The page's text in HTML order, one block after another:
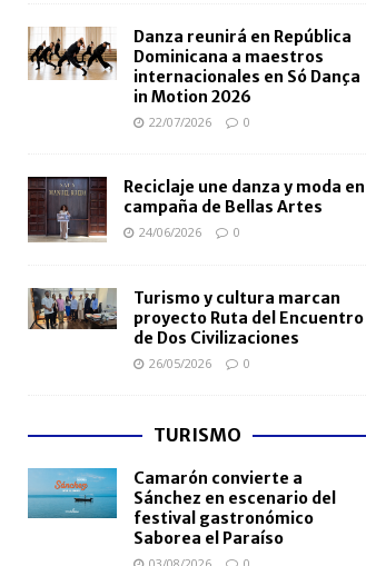
Danza reunirá en República
Dominicana a maestros
internacionales en Só Dança
in Motion 2026
22/07/2026 0
Reciclaje une danza y moda en
campaña de Bellas Artes
24/06/2026 0
Turismo y cultura marcan
proyecto Ruta del Encuentro
de Dos Civilizaciones
26/05/2026 0
TURISMO
Camarón convierte a
Sánchez en escenario del
festival gastronómico
Saborea el Paraíso